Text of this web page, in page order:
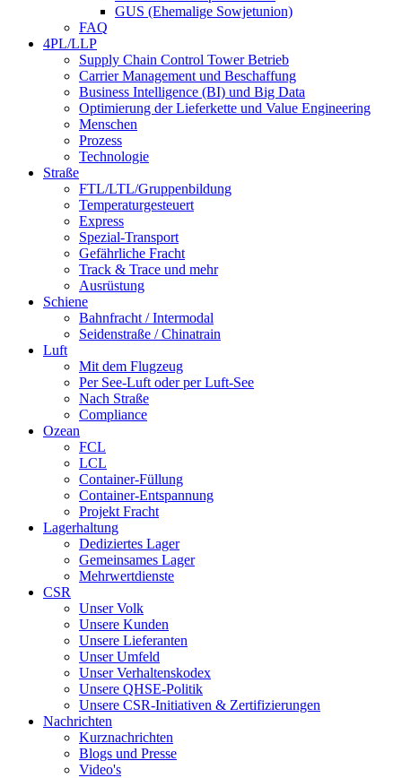
GUS (Ehemalige Sowjetunion)
FAQ
4PL/LLP
Supply Chain Control Tower Betrieb
Carrier Management und Beschaffung
Business Intelligence (BI) und Big Data
Optimierung der Lieferkette und Value Engineering
Menschen
Prozess
Technologie
Straße
FTL/LTL/Gruppenbildung
Temperaturgesteuert
Express
Spezial-Transport
Gefährliche Fracht
Track & Trace und mehr
Ausrüstung
Schiene
Bahnfracht / Intermodal
Seidenstraße / Chinatrain
Luft
Mit dem Flugzeug
Per See-Luft oder per Luft-See
Nach Straße
Compliance
Ozean
FCL
LCL
Container-Füllung
Container-Entspannung
Projekt Fracht
Lagerhaltung
Dediziertes Lager
Gemeinsames Lager
Mehrwertdienste
CSR
Unser Volk
Unsere Kunden
Unsere Lieferanten
Unser Umfeld
Unser Verhaltenskodex
Unsere QHSE-Politik
Unsere CSR-Initiativen & Zertifizierungen
Nachrichten
Kurznachrichten
Blogs und Presse
Video's